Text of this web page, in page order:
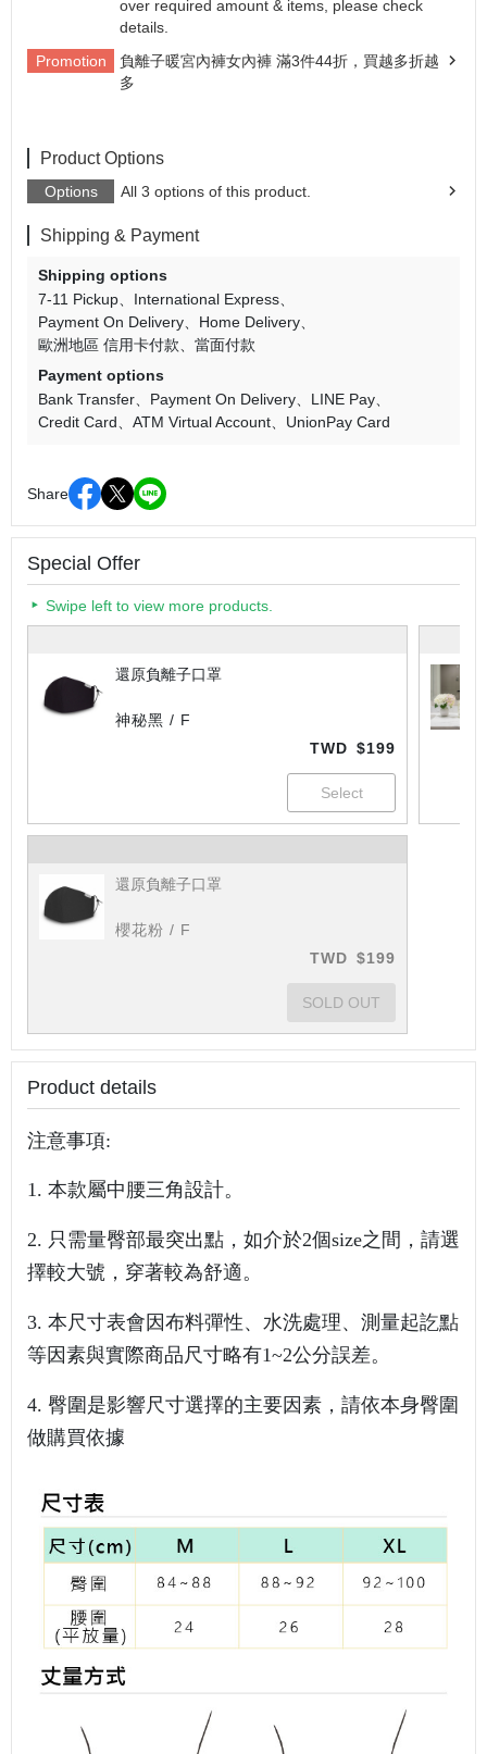
over required amount & items, please check
details.
Promotion
負離子暖宮內褲女內褲 滿3件44折，買越多折越
多
Product Options
Options All 3 options of this product.
Shipping & Payment
Shipping options
7-11 Pickup
International Express
Payment On Delivery
Home Delivery
歐洲地區 信用卡付款
當面付款
Payment options
Bank Transfer
Payment On Delivery
LINE Pay
Credit Card
ATM Virtual Account UnionPay Card
Share
Special Offer
Swipe left to view more products.
還原負離子口罩
神秘黑 / F
TWD $199
還原負離子口罩
櫻花粉 / F
TWD $199
Product details
注意事項:
1. 本款屬中腰三角設計。
2. 只需量臀部最突出點，如介於2個size之間，請選
擇較大號，穿著較為舒適。
3. 本尺寸表會因布料彈性、水洗處理、測量起訖點
等因素與實際商品尺寸略有1~2公分誤差。
4. 臀圍是影響尺寸選擇的主要因素，請依本身臀圍
做購買依據